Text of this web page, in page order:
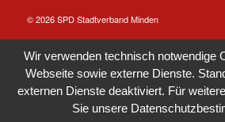
© 2026 SPD Stadtverband Minden
Wir verwenden technisch notwendige
Webseite sowie externe Dienste.
externen Dienste deaktiviert. Für
Sie unsere